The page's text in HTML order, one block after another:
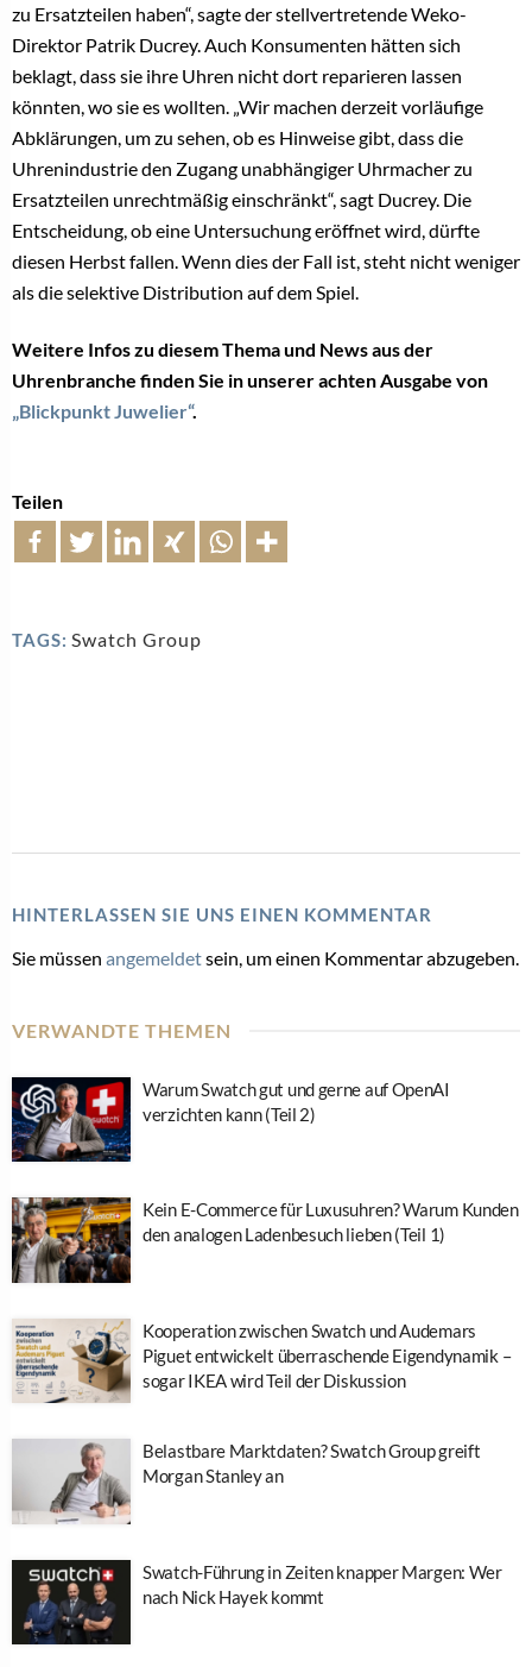
zu Ersatzteilen haben“, sagte der stellvertretende Weko-
Direktor Patrik Ducrey. Auch Konsumenten hätten sich
beklagt, dass sie ihre Uhren nicht dort reparieren lassen
könnten, wo sie es wollten. „Wir machen derzeit vorläufige
Abklärungen, um zu sehen, ob es Hinweise gibt, dass die
Uhrenindustrie den Zugang unabhängiger Uhrmacher zu
Ersatzteilen unrechtmäßig einschränkt“, sagt Ducrey. Die
Entscheidung, ob eine Untersuchung eröffnet wird, dürfte
diesen Herbst fallen. Wenn dies der Fall ist, steht nicht weniger
als die selektive Distribution auf dem Spiel.
Weitere Infos zu diesem Thema und News aus der
Uhrenbranche finden Sie in unserer achten Ausgabe von
„Blickpunkt Juwelier“.
Teilen
TAGS: Swatch Group
HINTERLASSEN SIE UNS EINEN KOMMENTAR
Sie müssen angemeldetsein, um einen Kommentar abzugeben.
VERWANDTE THEMEN
Warum Swatch gut und gerne auf OpenAI
verzichten kann (Teil 2)
Kein E-Commerce für Luxusuhren? Warum Kunden
den analogen Ladenbesuch lieben (Teil 1)
Kooperation zwischen Swatch und Audemars
Piguet entwickelt überraschende Eigendynamik –
sogar IKEA wird Teil der Diskussion
Belastbare Marktdaten? Swatch Group greift
Morgan Stanley an
Swatch-Führung in Zeiten knapper Margen: Wer
nach Nick Hayek kommt